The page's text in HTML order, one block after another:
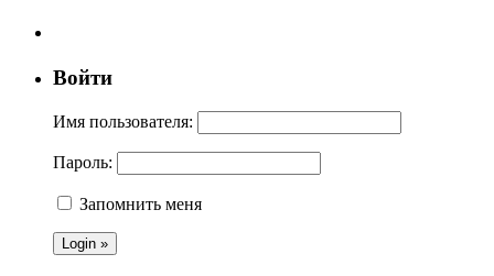
Войти
Имя пользователя:
Пароль:
Запомнить меня